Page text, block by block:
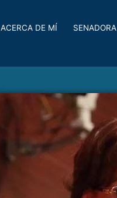
ACERCA DE MÍ SENADORA